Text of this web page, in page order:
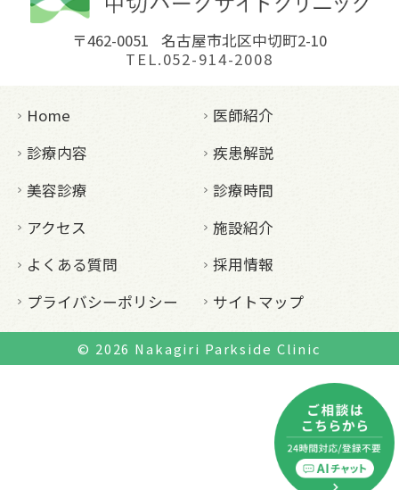
〒462-0051
名古屋市北区中切町2-10
TEL.052-914-2008
Home
医師紹介
診療内容
疾患解説
美容診療
診療時間
アクセス
施設紹介
よくある質問
採用情報
プライバシーポリシー
サイトマップ
© 2026 Nakagiri Parkside Clinic